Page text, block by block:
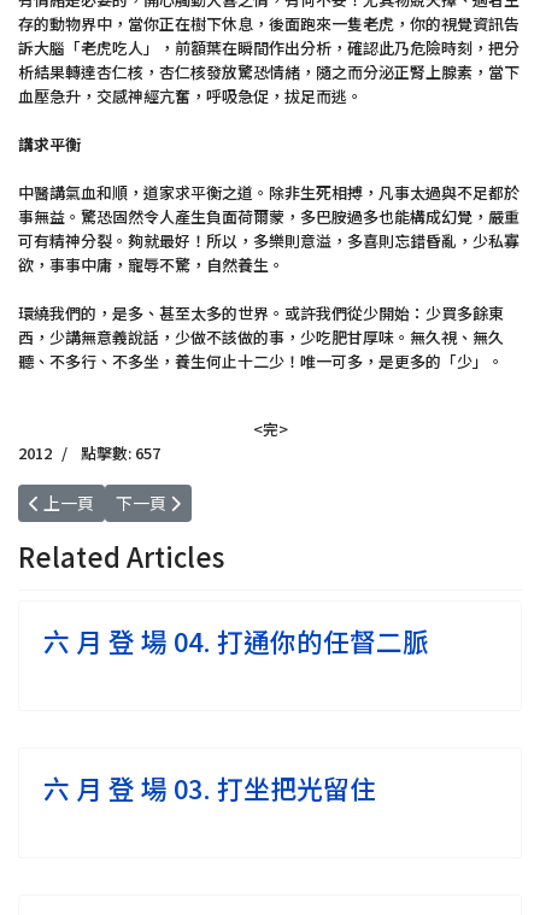
存的動物界中，當你正在樹下休息，後面跑來一隻老虎，你的視覺資訊告
訴大腦「老虎吃人」，前額葉在瞬間作出分析，確認此乃危險時刻，把分
析結果轉達杏仁核，杏仁核發放驚恐情緒，隨之而分泌正腎上腺素，當下
血壓急升，交感神經亢奮，呼吸急促，拔足而逃。
講求平衡
中醫講氣血和順，道家求平衡之道。除非生死相搏，凡事太過與不足都於
事無益。驚恐固然令人產生負面荷爾蒙，多巴胺過多也能構成幻覺，嚴重
可有精神分裂。夠就最好！所以，多樂則意溢，多喜則忘錯昏亂，少私寡
欲，事事中庸，寵辱不驚，自然養生。
環繞我們的，是多、甚至太多的世界。或許我們從少開始：少買多餘東
西，少講無意義說話，少做不該做的事，少吃肥甘厚味。無久視、無久
聽、不多行、不多坐，養生何止十二少！唯一可多，是更多的「少」。
<完>
2012
點擊數: 657
上一篇文章: 氣 療 百 病 05. 生脈飲補氣抗氧化
上一頁 下一篇文章: 氣 療 百 病 03. 用氣耍太極拳
下一頁
Related Articles
六 月 登 場 04. 打通你的任督二脈
六 月 登 場 03. 打坐把光留住